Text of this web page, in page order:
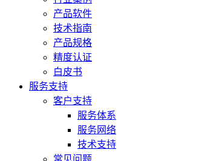
产品软件
技术指南
产品规格
精度认证
白皮书
服务支持
客户支持
服务体系
服务网络
技术支持
常见问题